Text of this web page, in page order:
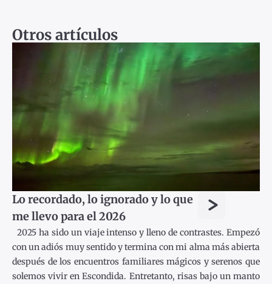
Otros artículos
Lo recordado, lo ignorado y lo que
me llevo para el 2026
>
2025 ha sido un viaje intenso y lleno de contrastes. Empezó
con un adiós muy sentido y termina con mi alma más abierta
después de los encuentros familiares mágicos y serenos que
solemos vivir en Escondida. Entretanto, risas bajo un manto